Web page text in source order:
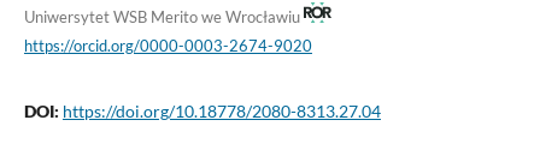
Uniwersytet WSB Merito we Wrocławiu
https://orcid.org/0000-0003-2674-9020
DOI: https://doi.org/10.18778/2080-8313.27.04